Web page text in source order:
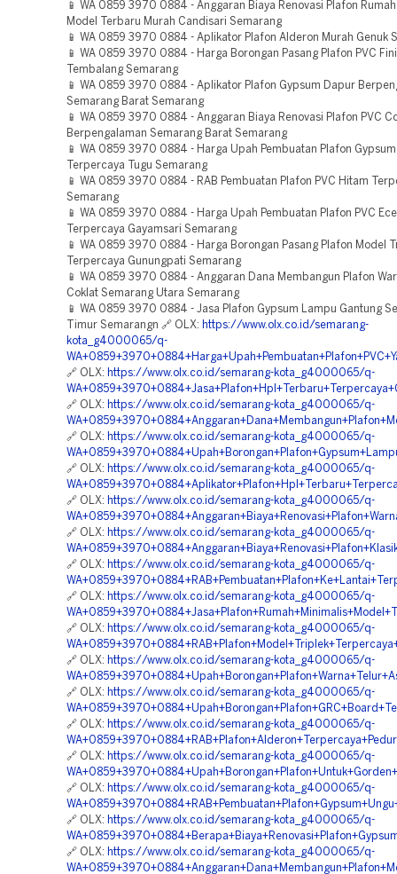
📱 WA 0859 3970 0884 - Anggaran Biaya Renovasi Plafon
Model Terbaru Murah Candisari Semarang
📱 WA 0859 3970 0884 - Aplikator Plafon Alderon Murah Genuk
📱 WA 0859 3970 0884 - Harga Borongan Pasang Plafon PVC
Tembalang Semarang
📱 WA 0859 3970 0884 - Aplikator Plafon Gypsum Dapur
Semarang Barat Semarang
📱 WA 0859 3970 0884 - Anggaran Biaya Renovasi Plafon PVC
Berpengalaman Semarang Barat Semarang
📱 WA 0859 3970 0884 - Harga Upah Pembuatan Plafon Gypsum
Terpercaya Tugu Semarang
📱 WA 0859 3970 0884 - RAB Pembuatan Plafon PVC Hitam
Semarang
📱 WA 0859 3970 0884 - Harga Upah Pembuatan Plafon PVC
Terpercaya Gayamsari Semarang
📱 WA 0859 3970 0884 - Harga Borongan Pasang Plafon Model
Terpercaya Gunungpati Semarang
📱 WA 0859 3970 0884 - Anggaran Dana Membangun Plafon
Coklat Semarang Utara Semarang
📱 WA 0859 3970 0884 - Jasa Plafon Gypsum Lampu Gantung
Timur Semarangn 🔗 OLX: https://www.olx.co.id/semarang-
kota_g4000065/q-
🔗 OLX: https://www.olx.co.id/semarang-kota_g4000065/q-
🔗 OLX: https://www.olx.co.id/semarang-kota_g4000065/q-
🔗 OLX: https://www.olx.co.id/semarang-kota_g4000065/q-
🔗 OLX: https://www.olx.co.id/semarang-kota_g4000065/q-
🔗 OLX: https://www.olx.co.id/semarang-kota_g4000065/q-
🔗 OLX: https://www.olx.co.id/semarang-kota_g4000065/q-
🔗 OLX: https://www.olx.co.id/semarang-kota_g4000065/q-
🔗 OLX: https://www.olx.co.id/semarang-kota_g4000065/q-
🔗 OLX: https://www.olx.co.id/semarang-kota_g4000065/q-
🔗 OLX: https://www.olx.co.id/semarang-kota_g4000065/q-
🔗 OLX: https://www.olx.co.id/semarang-kota_g4000065/q-
🔗 OLX: https://www.olx.co.id/semarang-kota_g4000065/q-
🔗 OLX: https://www.olx.co.id/semarang-kota_g4000065/q-
🔗 OLX: https://www.olx.co.id/semarang-kota_g4000065/q-
🔗 OLX: https://www.olx.co.id/semarang-kota_g4000065/q-
🔗 OLX: https://www.olx.co.id/semarang-kota_g4000065/q-